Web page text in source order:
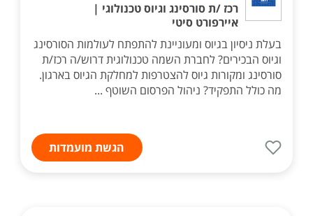
רכז /ת סורסינג וגיוס טכנולוגי |
איירפורט סיטי
בעלת ניסיון בגיוס ומעוניינת להתפתח לעולמות הסורסינג
וגיוס הבכירים? לחברת השמה טכנולוגית דרוש/ה רכז/ת
סורסינג ומקורות גיוס להצטרפות למחלקת הגיוס בארגון.
מה כולל התפקיד? ניהול הפרסום השוטף ...
הגשת מועמדות